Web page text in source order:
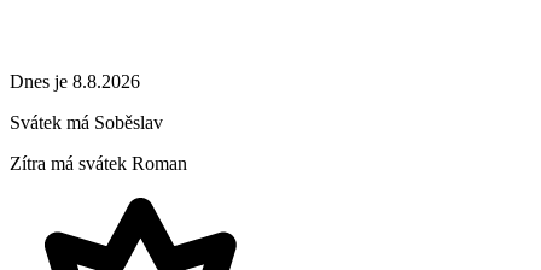
Dnes je 8.8.2026
Svátek má Soběslav
Zítra má svátek Roman